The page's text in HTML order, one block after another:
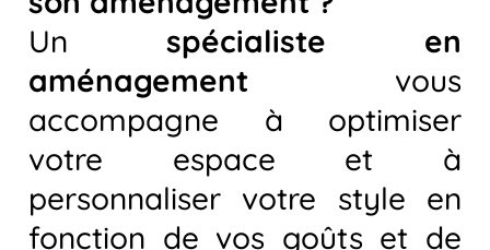
Un spécialiste en
aménagement vous
accompagne à optimiser
votre espace et à
personnaliser votre style en
fonction de vos goûts et de